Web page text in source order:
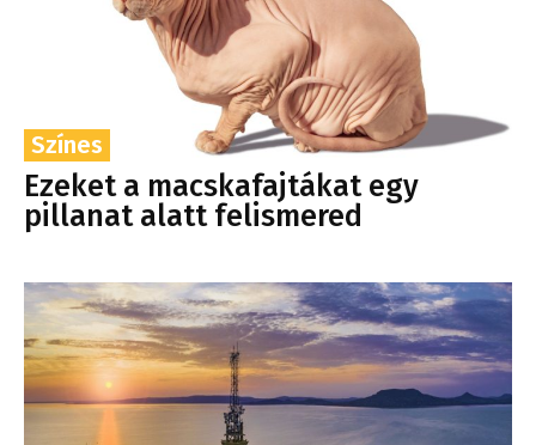
Színes
Ezeket a macskafajtákat egy
pillanat alatt felismered